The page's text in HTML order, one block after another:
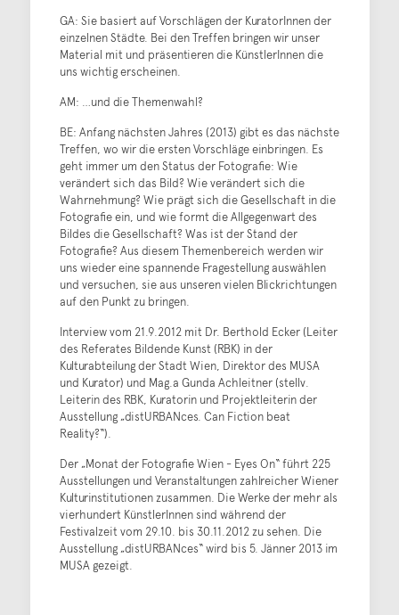
GA: Sie basiert auf Vorschlägen der KuratorInnen der
einzelnen Städte. Bei den Treffen bringen wir unser
Material mit und präsentieren die KünstlerInnen die
uns wichtig erscheinen.
AM: …und die Themenwahl?
BE: Anfang nächsten Jahres (2013) gibt es das nächste
Treffen, wo wir die ersten Vorschläge einbringen. Es
geht immer um den Status der Fotografie: Wie
verändert sich das Bild? Wie verändert sich die
Wahrnehmung? Wie prägt sich die Gesellschaft in die
Fotografie ein, und wie formt die Allgegenwart des
Bildes die Gesellschaft? Was ist der Stand der
Fotografie? Aus diesem Themenbereich werden wir
uns wieder eine spannende Fragestellung auswählen
und versuchen, sie aus unseren vielen Blickrichtungen
auf den Punkt zu bringen.
Interview vom 21.9.2012 mit Dr. Berthold Ecker (Leiter
des Referates Bildende Kunst (RBK) in der
Kulturabteilung der Stadt Wien, Direktor des MUSA
und Kurator) und Mag.a Gunda Achleitner (stellv.
Leiterin des RBK, Kuratorin und Projektleiterin der
Ausstellung „distURBANces. Can Fiction beat
Reality?“).
Der „Monat der Fotografie Wien - Eyes On“ führt 225
Ausstellungen und Veranstaltungen zahlreicher Wiener
Kulturinstitutionen zusammen. Die Werke der mehr als
vierhundert KünstlerInnen sind während der
Festivalzeit vom 29.10. bis 30.11.2012 zu sehen. Die
Ausstellung „distURBANces“ wird bis 5. Jänner 2013 im
MUSA gezeigt.